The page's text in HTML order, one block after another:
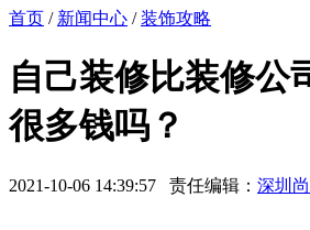
首页 / 新闻中心 /装饰攻略
自己装修比装修公
很多钱吗？
2021-10-06 14:39:57 责任编辑： 深圳